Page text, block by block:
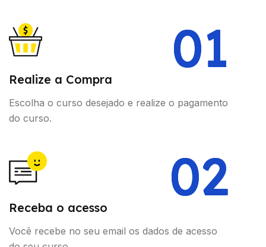
01
Realize a Compra
Escolha o curso desejado e realize o pagamento
do curso.
02
Receba o acesso
Você recebe no seu email os dados de acesso